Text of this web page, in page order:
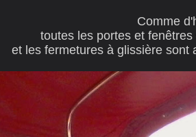
Comme
toutes les portes et
et les fermetures à glissière sont